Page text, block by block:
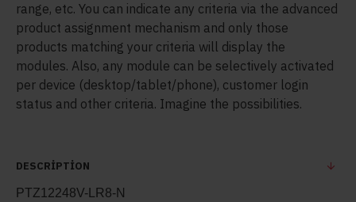
range, etc. You can indicate any criteria via the advanced
product assignment mechanism and only those
products matching your criteria will display the
modules. Also, any module can be selectively activated
per device (desktop/tablet/phone), customer login
status and other criteria. Imagine the possibilities.
DESCRIPTION
PTZ12248V-LR8-N